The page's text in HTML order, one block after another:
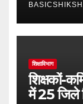
शिक्षाविभाग
शिक्षकों-
में 25 जिले